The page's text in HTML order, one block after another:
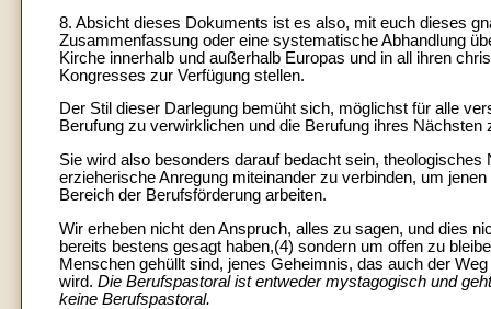
8. Absicht dieses Dokuments ist es also, mit euch dieses
Zusammenfassung oder eine systematische Abhandlung
Kirche innerhalb und außerhalb Europas und in all ihren
Kongresses zur Verfügung stellen.
Der Stil dieser Darlegung bemüht sich, möglichst für alle
Berufung zu verwirklichen und die Berufung ihres Nächsten
Sie wird also besonders darauf bedacht sein,
erzieherische Anregung miteinander zu verbinden, um
Bereich der Berufsförderung arbeiten.
Wir erheben nicht den Anspruch, alles zu sagen, und dies
bereits bestens gesagt haben,(4) sondern um offen zu
Menschen gehüllt sind, jenes Geheimnis, das auch der
wird. Die Berufspastoral ist entweder mystagogisch und
keine Berufspastoral.